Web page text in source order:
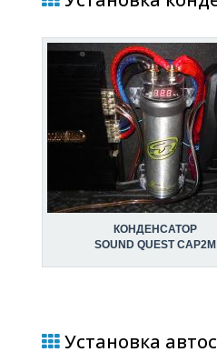
КОНДЕНСАТОР
SOUND QUEST CAP2M
Установка